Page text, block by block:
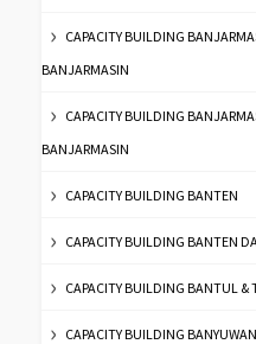
CAPACITY BUILDING
BANJARMASIN
CAPACITY BUILDING
BANJARMASIN
CAPACITY BUILDING BANTEN
CAPACITY BUILDING BANTEN
CAPACITY BUILDING BANTUL &
CAPACITY BUILDING